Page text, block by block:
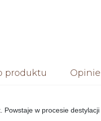
produktu
w procesie